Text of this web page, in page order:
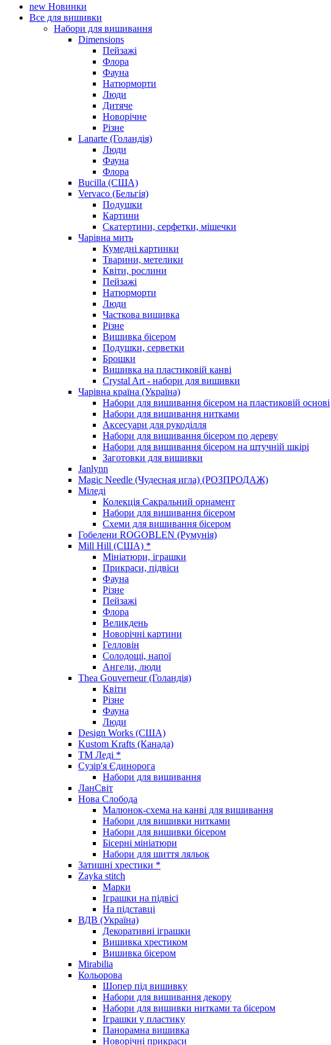
new Новинки
Все для вишивки
Набори для вишивання
Dimensions
Пейзажі
Флора
Фауна
Натюрморти
Люди
Дитяче
Новорічне
Різне
Lanarte (Голандія)
Люди
Фауна
Флора
Bucilla (США)
Vervaco (Бельгія)
Подушки
Картини
Скатертини, серфетки, мішечки
Чарiвна мить
Кумедні картинки
Тварини, метелики
Квіти, рослини
Пейзажі
Натюрморти
Люди
Часткова вишивка
Різне
Вишивка бісером
Подушки, серветки
Брошки
Вишивка на пластиковій канві
Crystal Art - набори для вишивки
Чарівна країна (Україна)
Набори для вишивання бісером на пластиковій основі
Набори для вишивання нитками
Аксесуари для рукоділля
Набори для вишивання бісером по дереву
Набори для вишивання бісером на штучній шкірі
Заготовки для вишивки
Janlynn
Magic Needle (Чудесная игла) (РОЗПРОДАЖ)
Міледі
Колекція Сакральний орнамент
Набори для вишивання бісером
Схеми для вишивання бісером
Гобелени ROGOBLEN (Румунія)
Mill Hill (США) *
Мініатюри, іграшки
Прикраси, підвіси
Фауна
Різне
Пейзажі
Флора
Великдень
Новорічні картини
Гелловін
Солодощі, напої
Ангели, люди
Thea Gouverneur (Голандія)
Квіти
Різне
Фауна
Люди
Design Works (США)
Kustom Krafts (Канада)
ТМ Леді *
Сузір'я Єдинорога
Набори для вишивання
ЛанСвіт
Нова Слобода
Малюнок-схема на канві для вишивання
Набори для вишивки нитками
Набори для вишивки бісером
Бісерні мініатюри
Набори для шиття ляльок
Затишні хрестики *
Zayka stitch
Марки
Іграшки на підвісі
На підставці
ВДВ (Україна)
Декоративні іграшки
Вишивка хрестиком
Вишивка бісером
Mirabilia
Кольорова
Шопер під вишивку
Набори для вишивання декору
Набори для вишивки нитками та бісером
Іграшки у пластику
Панорамна вишивка
Новорічні прикраси